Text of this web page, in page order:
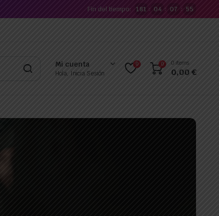
Fin del tiempo: 181 : 04 : 07 : 53
Mi cuenta
Hola, Inicia Sesión
0 0 0 items
0,00€